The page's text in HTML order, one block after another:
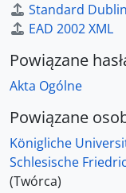
Standard
EAD 2002 XML
Powiązane
Akta Ogólne
Powiązane
Königliche
Schlesische
(Twórca)